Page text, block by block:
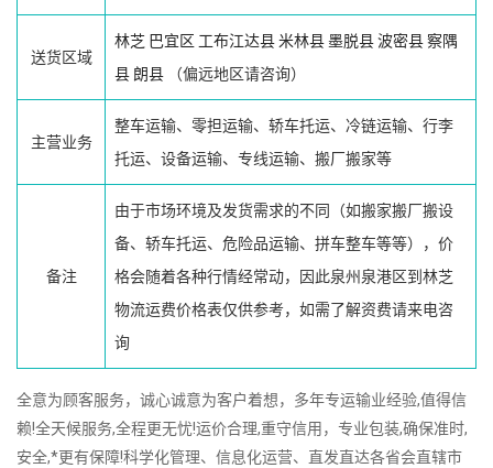
送货区域
林芝 巴宜区 工布江达县米林县墨脱县波密县察隅
县 朗县 （偏远地区请咨询）
主营业务
整车运输、零担运输、轿车托运、冷链运输、行李
托运、设备运输、专线运输、搬厂搬家等
备注
由于市场环境及发货需求的不同（如搬家搬厂搬设
备、轿车托运、危险品运输、拼车整车等等），价
格会随着各种行情经常动，因此泉州泉港区到林芝
物流运费价格表仅供参考，如需了解资费请来电咨
询
全意为顾客服务，诚心诚意为客户着想，多年专运输业经验,值得信
赖!全天候服务,全程更无忧!运价合理,重守信用，专业包装,确保准时,
安全,*更有保障!科学化管理、信息化运营、直发直达各省会直辖市